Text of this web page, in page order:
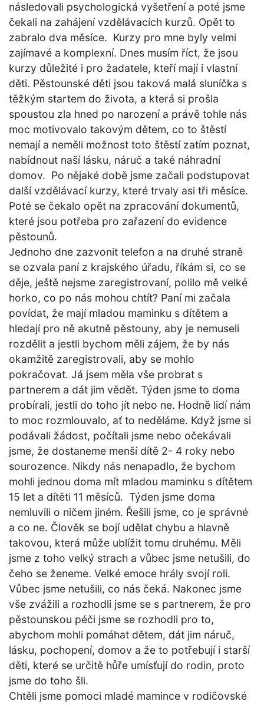
následovali psychologická vyšetření a poté jsme
čekali na zahájení vzdělávacích kurzů. Opět to
zabralo dva měsíce. Kurzy pro mne byly velmi
zajímavé a komplexní. Dnes musím říct, že jsou
kurzy důležité i pro žadatele, kteří mají i vlastní
děti. Pěstounské děti jsou taková malá sluníčka s
těžkým startem do života, a která si prošla
spoustou zla hned po narození a právě tohle nás
moc motivovalo takovým dětem, co to štěstí
nemají a neměli možnost toto štěstí zatím poznat,
nabídnout naší lásku, náruč a také náhradní
domov. Po nějaké době jsme začali podstupovat
další vzdělávací kurzy, které trvaly asi tři měsíce.
Poté se čekalo opět na zpracování dokumentů,
které jsou potřeba pro zařazení do evidence
pěstounů.
Jednoho dne zazvonit telefon a na druhé straně
se ozvala paní z krajského úřadu, říkám si, co se
děje, ještě nejsme zaregistrovaní, polilo mě velké
horko, co po nás mohou chtít? Paní mi začala
povídat, že mají mladou maminku s dítětem a
hledají pro ně akutně pěstouny, aby je nemuseli
rozdělit a jestli bychom měli zájem, že by nás
okamžitě zaregistrovali, aby se mohlo
pokračovat. Já jsem měla vše probrat s
partnerem a dát jim vědět. Týden jsme to doma
probírali, jestli do toho jít nebo ne. Hodně lidí nám
to moc rozmlouvalo, ať to neděláme. Když jsme si
podávali žádost, počítali jsme nebo očekávali
jsme, že dostaneme menší dítě 2- 4 roky nebo
sourozence. Nikdy nás nenapadlo, že bychom
mohli jednou doma mít mladou maminku s dítětem
15 let a dítěti 11 měsíců. Týden jsme doma
nemluvili o ničem jiném. Řešili jsme, co je správné
a co ne. Člověk se bojí udělat chybu a hlavně
takovou, která může ublížit tomu druhému. Měli
jsme z toho velký strach a vůbec jsme netušili, do
čeho se ženeme. Velké emoce hrály svojí roli.
Vůbec jsme netušili, co nás čeká. Nakonec jsme
vše zvážili a rozhodli jsme se s partnerem, že pro
pěstounskou péči jsme se rozhodli pro to,
abychom mohli pomáhat dětem, dát jim náruč,
lásku, pochopení, domov a že to potřebují i starší
děti, které se určitě hůře umísťují do rodin, proto
jsme do toho šli.
Chtěli jsme pomoci mladé mamince v rodičovské